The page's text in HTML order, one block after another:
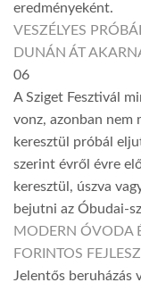
eredményeként.
VESZÉLYES
DUNÁN ÁT
06
A Sziget Fesztivál
vonz, azonban nem
keresztül próbál
szerint évről évre
keresztül, úszva
bejutni az Óbudai-
MODERN ÓVODA
FORINTOS
Jelentős beruházás